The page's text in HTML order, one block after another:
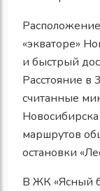
«экваторе»
и быстрый
Расстояние в
считанные
маршрутов
остановки
В ЖК «Ясный